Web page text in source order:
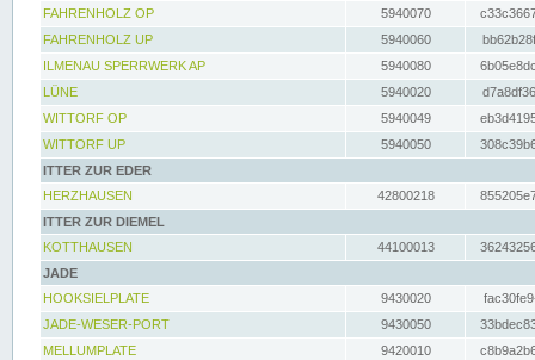
FAHRENHOLZ OP
5940070
FAHRENHOLZ UP
5940060
ILMENAU SPERRWERK AP
5940080
LÜNE
5940020
WITTORF OP
5940049
WITTORF UP
5940050
ITTER ZUR EDER
HERZHAUSEN
42800218
ITTER ZUR DIEMEL
KOTTHAUSEN
44100013
JADE
HOOKSIELPLATE
9430020
JADE-WESER-PORT
9430050
MELLUMPLATE
9420010